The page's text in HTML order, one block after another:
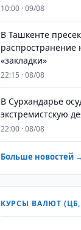
10:00 · 09/08
В Ташкенте
распространение
«закладки»
22:15 · 08/08
В Сурхандарье
экстремистскую
22:00 · 08/08
Больше новостей
КУРСЫ ВАЛЮТ (ЦБ,